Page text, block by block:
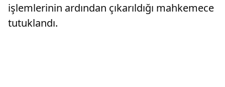
işlemlerinin ardından çıkarıldığı mahkemece
tutuklandı.